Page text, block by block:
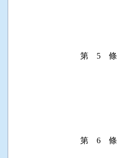
第 5 條
第 6 條